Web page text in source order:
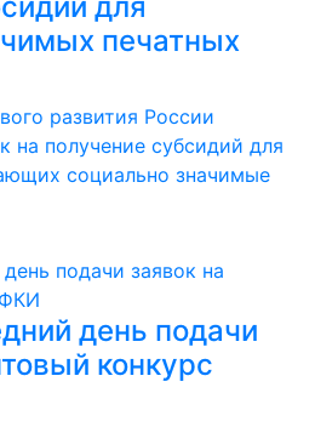
печатных
развития России
на получение субсидий для
социально значимые
день подачи
конкурс